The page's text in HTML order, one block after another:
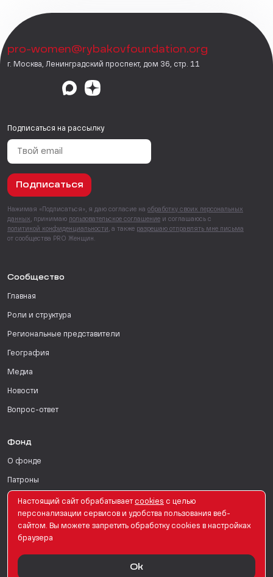
pro-women@rybakovfoundation.org
г. Москва, Ленинградский проспект, дом 36, стр. 11
Подписаться на рассылку
Подписаться
Нажимая «Подписаться», я даю согласие на обработку своих персональных
данных , принимаю пользовательское соглашение и соглашаюсь с
политикой конфиденциальности , а также разрешаю отправлять мне письма
от сообщества PRO Женщин.
Сообщество
Главная
Роли и структура
Региональные представители
География
Медиа
Новости
Вопрос-ответ
Фонд
О фонде
Патроны
Поддержать
Для СМИ
© PRO Женщин. Все права защищены. 2026
Настоящий сайт обрабатывает сookies с целью
персонализации сервисов и удобства пользования веб-
сайтом. Вы можете запретить обработку сookies в настройках
браузера
Ok